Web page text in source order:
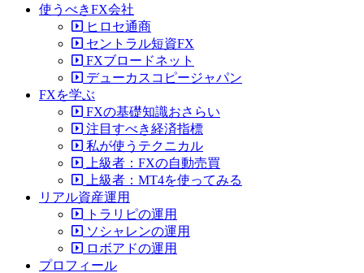
使うべきFX会社
ヒロセ通商
セントラル短資FX
FXブロードネット
デューカスコピージャパン
FXを学ぶ
FXの基礎知識おさらい
注目すべき経済指標
私が使うテクニカル
上級者：FXの自動売買
上級者：MT4を使ってみる
リアル資産運用
トラリピの運用
ソシャレンの運用
ロボアドの運用
プロフィール